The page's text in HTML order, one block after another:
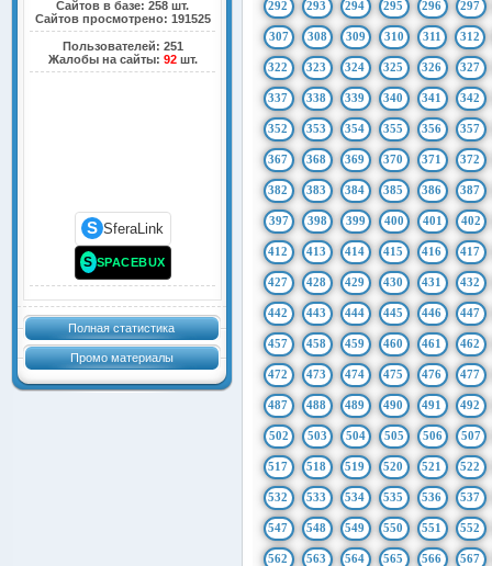
Сайтов в базе: 258 шт.
Сайтов просмотрено: 191525
Пользователей: 251
Жалобы на сайты: 92шт.
S SferaLink
S SPACEBUX
Полная статистика
Промо материалы
292 293 294 295 296 297
307 308 309 310 311 312
322 323 324 325 326 327
337 338 339 340 341 342
352 353 354 355 356 357
367 368 369 370 371 372
382 383 384 385 386 387
397 398 399 400 401 402
412 413 414 415 416 417
427 428 429 430 431 432
442 443 444 445 446 447
457 458 459 460 461 462
472 473 474 475 476 477
487 488 489 490 491 492
502 503 504 505 506 507
517 518 519 520 521 522
532 533 534 535 536 537
547 548 549 550 551 552
562 563 564 565 566 567